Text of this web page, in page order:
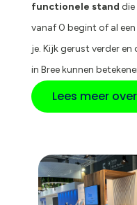
functionele stand die
vanaf 0 begint of al
je. Kijk gerust verder
in Bree kunnen
Lees meer